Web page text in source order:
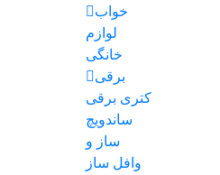
خواب
لوازم
خانگی
برقی
کتری برقی
ساندویچ
ساز و
وافل ساز